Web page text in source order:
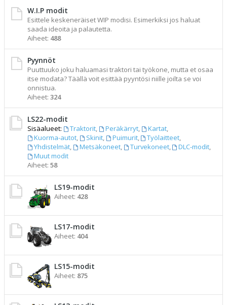
W.I.P modit
Esittele keskeneräiset WIP modisi. Esimerkiksi jos haluat
saada ideoita ja palautetta.
Aiheet: 488
Pyynnöt
Puuttuuko joku haluamasi traktori tai työkone, mutta et osaa
itse modata? Täällä voit esittää pyyntösi niille joilta se voi
onnistua.
Aiheet: 324
LS22-modit
Sisäalueet: Traktorit, Peräkärryt, Kartat,
Kuorma-autot, Skinit, Puimurit, Työlaitteet,
Yhdistelmät, Metsäkoneet, Turvekoneet, DLC-modit,
Muut modit
Aiheet: 58
LS19-modit
Aiheet: 428
LS17-modit
Aiheet: 404
LS15-modit
Aiheet: 875